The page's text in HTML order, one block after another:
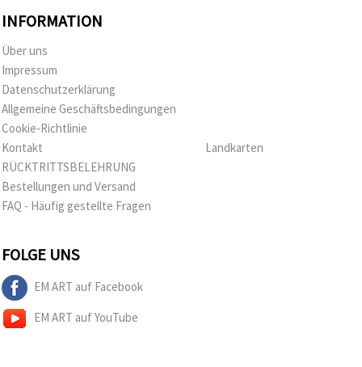
INFORMATION
Über uns
Impressum
Datenschutzerklärung
Allgemeine Geschäftsbedingungen
Cookie-Richtlinie
Kontakt
RÜCKTRITTSBELEHRUNG
Bestellungen und Versand
FAQ - Häufig gestellte Fragen
Landkarten
FOLGE UNS
EM ART auf Facebook
EM ART auf YouTube